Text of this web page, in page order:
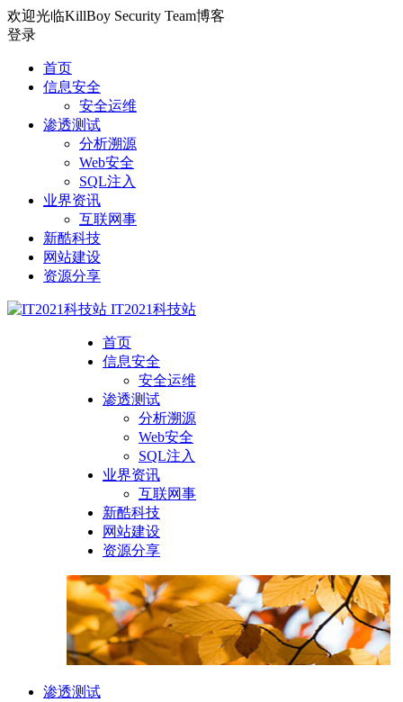
欢迎光临KillBoy Security Team博客
登录
首页
信息安全
安全运维
渗透测试
分析溯源
Web安全
SQL注入
业界资讯
互联网事
新酷科技
网站建设
资源分享
IT2021科技站
首页
信息安全
安全运维
渗透测试
分析溯源
Web安全
SQL注入
业界资讯
互联网事
新酷科技
网站建设
资源分享
渗透测试